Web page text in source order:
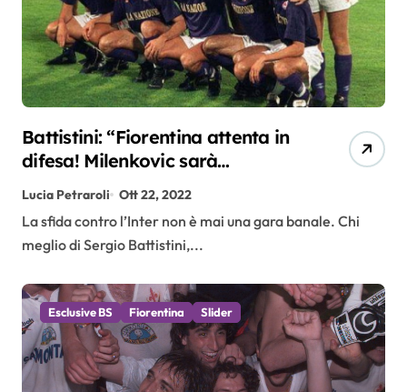
Battistini: “Fiorentina attenta in
difesa! Milenkovic sarà
determinante”
Lucia Petraroli Ott 22, 2022
La sfida contro l’Inter non è mai una gara banale. Chi
meglio di Sergio Battistini,...
Esclusive BS Fiorentina Slider